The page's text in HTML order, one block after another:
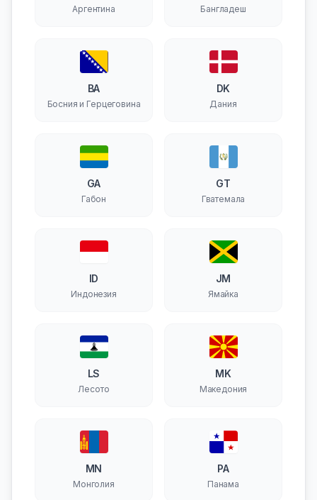
Аргентина Бангладеш
BA
Босния и Герцеговина
DK
Дания
GA
Габон
GT
Гватемала
ID
Индонезия
JM
Ямайка
LS
Лесото
MK
Македония
MN
Монголия
PA
Панама